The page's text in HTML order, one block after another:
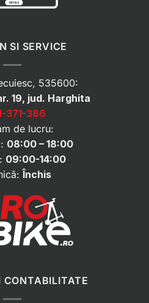
SI SERVICE
535600:
19, jud. Harghita
371-386
de lucru:
08:00 – 18:00
09:00-14:00
Închis
CONTABILITATE